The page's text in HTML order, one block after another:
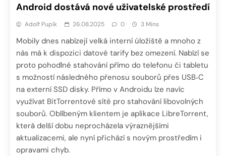
Android dostává nové uživatelské prostředí
Adolf Pupík 26.08.2025 0 3 Mins
Mobily dnes nabízejí velká interní úložiště a mnoho z
nás má k dispozici datové tarify bez omezení. Nabízí se
proto pohodlné stahování přímo do telefonu či tabletu
s možností následného přenosu souborů přes USB‑C
na externí SSD disky. Přímo v Androidu lze navíc
využívat BitTorrentové sítě pro stahování libovolných
souborů. Oblíbeným klientem je aplikace LibreTorrent,
která delší dobu neprocházela výraznějšími
aktualizacemi, ale nyní přichází s novým prostředím i
opravami chyb.